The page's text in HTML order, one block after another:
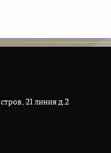
21 линия д.2